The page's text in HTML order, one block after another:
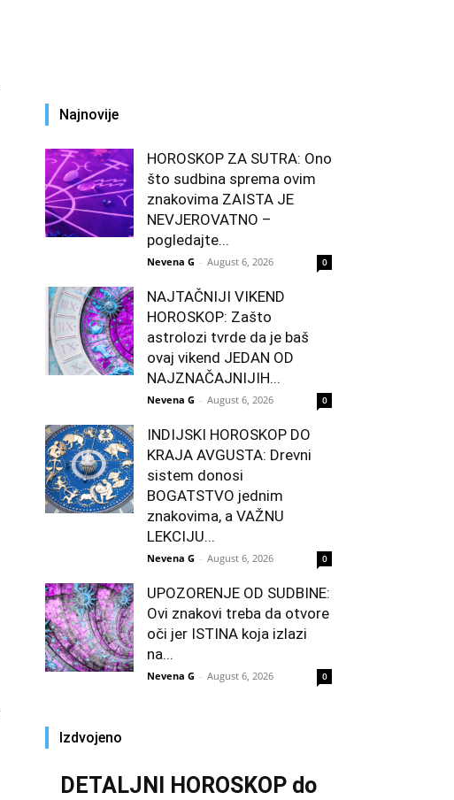
Najnovije
HOROSKOP ZA SUTRA: Ono
što sudbina sprema ovim
znakovima ZAISTA JE
NEVJEROVATNO –
pogledajte...
Nevena G - August 6, 2026 0
NAJTAČNIJI VIKEND
HOROSKOP: Zašto
astrolozi tvrde da je baš
ovaj vikend JEDAN OD
NAJZNAČAJNIJIH...
Nevena G - August 6, 2026 0
INDIJSKI HOROSKOP DO
KRAJA AVGUSTA: Drevni
sistem donosi
BOGATSTVO jednim
znakovima, a VAŽNU
LEKCIJU...
Nevena G - August 6, 2026 0
UPOZORENJE OD SUDBINE:
Ovi znakovi treba da otvore
oči jer ISTINA koja izlazi
na...
Nevena G - August 6, 2026 0
Izdvojeno
DETALJNI HOROSKOP do